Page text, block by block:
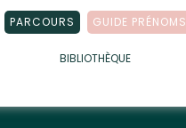
PARCOURS GUIDE PRÉNOMS
BIBLIOTHÈQUE